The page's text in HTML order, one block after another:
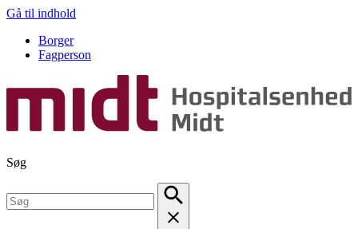
Gå til indhold
Borger
Fagperson
Søg